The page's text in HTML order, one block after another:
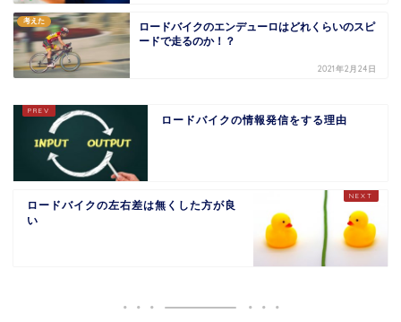
考えた
ロードバイクのエンデューロはどれくらいのスピ
ードで走るのか！？
2021年2月24日
ロードバイクの情報発信をする理由
ロードバイクの左右差は無くした方が良
い